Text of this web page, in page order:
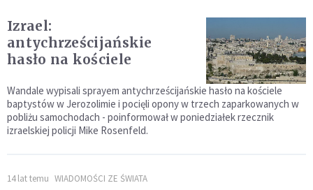
Izrael:
antychrześcijańskie
hasło na kościele
Wandale wypisali sprayem antychrześcijańskie hasło na kościele
baptystów w Jerozolimie i pocięli opony w trzech zaparkowanych w
pobliżu samochodach - poinformował w poniedziałek rzecznik
izraelskiej policji Mike Rosenfeld.
14 lat temu WIADOMOŚCI ZE ŚWIATA